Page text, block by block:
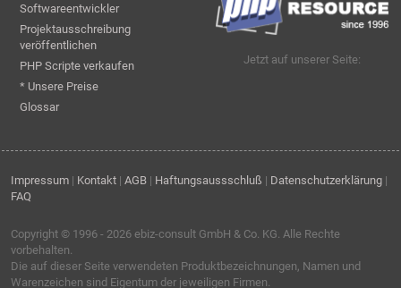
Softwareentwickler
Projektausschreibung
veröffentlichen
PHP Scripte verkaufen
* Unsere Preise
Glossar
Jetzt auf unserer Seite:
Impressum | Kontakt | AGB | Haftungsaussschluß | Datenschutzerklärung |
FAQ
Copyright © 1996 - 2026 ebiz-consult GmbH & Co. KG. Alle Rechte
vorbehalten.
Die auf dieser Seite verwendeten Produktbezeichnungen, Namen und
Warenzeichen sind Eigentum der jeweiligen Firmen.